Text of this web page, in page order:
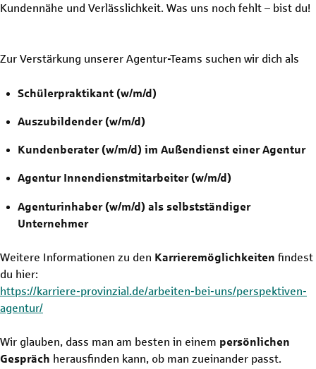
Kundennähe und Verlässlichkeit. Was uns noch fehlt – bist du!
Zur Verstärkung unserer Agentur-Teams suchen wir dich als
Schülerpraktikant (w/m/d)
Auszubildender (w/m/d)
Kundenberater (w/m/d) im Außendienst einer Agentur
Agentur Innendienstmitarbeiter (w/m/d)
Agenturinhaber (w/m/d) als selbstständiger
Unternehmer
Weitere Informationen zu den Karrieremöglichkeiten findest
du hier:
https://karriere-provinzial.de/arbeiten-bei-uns/perspektiven-
agentur/
Wir glauben, dass man am besten in einem persönlichen
Gespräch herausfinden kann, ob man zueinander passt.